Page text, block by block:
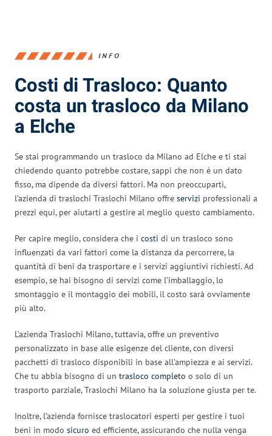
INFO
Costi di Trasloco: Quanto
costa un trasloco da Milano
a Elche
Se stai programmando un trasloco da Milano ad Elche e ti stai
chiedendo quanto potrebbe costare, sappi che non è un dato
fisso, ma dipende da diversi fattori. Ma non preoccuparti,
l’azienda di traslochi Traslochi Milano offre servizi professionali a
prezzi equi, per aiutarti a gestire al meglio questo cambiamento.
Per capire meglio, considera che i costi di un trasloco sono
influenzati da vari fattori come la distanza da percorrere, la
quantità di beni da trasportare e i servizi aggiuntivi richiesti. Ad
esempio, se hai bisogno di servizi come l’imballaggio, lo
smontaggio e il montaggio dei mobili, il costo sarà ovviamente
più alto.
L’azienda Traslochi Milano, tuttavia, offre un preventivo
personalizzato in base alle esigenze del cliente, con diversi
pacchetti di trasloco disponibili in base all’ampiezza e ai servizi.
Che tu abbia bisogno di un trasloco completo o solo di un
trasporto parziale, Traslochi Milano ha la soluzione giusta per te.
Inoltre, l’azienda fornisce traslocatori esperti per gestire i tuoi
beni in modo sicuro ed efficiente, assicurando che nulla venga